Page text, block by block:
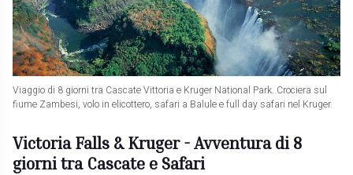
Viaggio di 8 giorni tra Cascate Vittoria e Kruger National Park. Crociera sul
fiume Zambesi, volo in elicottero, safari a Balule e full day safari nel Kruger.
Victoria Falls & Kruger - Avventura di 8
giorni tra Cascate e Safari